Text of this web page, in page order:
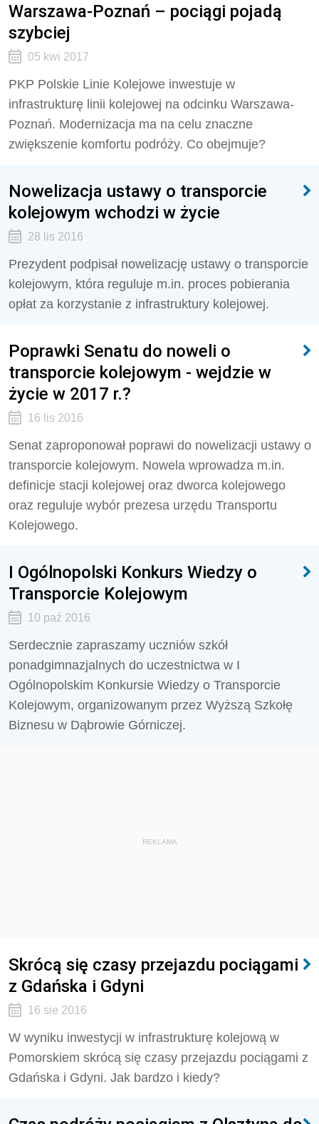
Warszawa-Poznań – pociągi pojadą
szybciej
05 kwi 2017
PKP Polskie Linie Kolejowe inwestuje w
infrastrukturę linii kolejowej na odcinku Warszawa-
Poznań. Modernizacja ma na celu znaczne
zwiększenie komfortu podróży. Co obejmuje?
Nowelizacja ustawy o transporcie
kolejowym wchodzi w życie
28 lis 2016
Prezydent podpisał nowelizację ustawy o transporcie
kolejowym, która reguluje m.in. proces pobierania
opłat za korzystanie z infrastruktury kolejowej.
Poprawki Senatu do noweli o
transporcie kolejowym - wejdzie w
życie w 2017 r.?
16 lis 2016
Senat zaproponował poprawi do nowelizacji ustawy o
transporcie kolejowym. Nowela wprowadza m.in.
definicje stacji kolejowej oraz dworca kolejowego
oraz reguluje wybór prezesa urzędu Transportu
Kolejowego.
I Ogólnopolski Konkurs Wiedzy o
Transporcie Kolejowym
10 paź 2016
Serdecznie zapraszamy uczniów szkół
ponadgimnazjalnych do uczestnictwa w I
Ogólnopolskim Konkursie Wiedzy o Transporcie
Kolejowym, organizowanym przez Wyższą Szkołę
Biznesu w Dąbrowie Górniczej.
REKLAMA
Skrócą się czasy przejazdu pociągami
z Gdańska i Gdyni
16 sie 2016
W wyniku inwestycji w infrastrukturę kolejową w
Pomorskiem skrócą się czasy przejazdu pociągami z
Gdańska i Gdyni. Jak bardzo i kiedy?